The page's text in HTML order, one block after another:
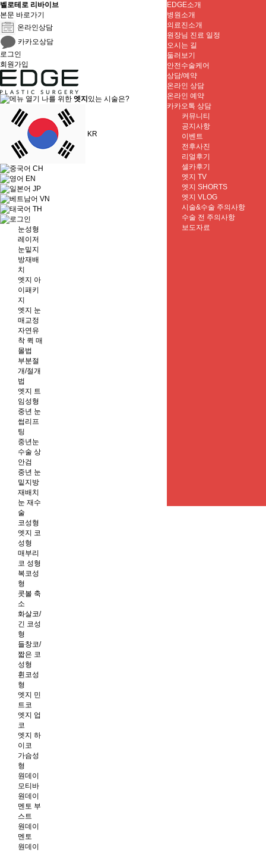
벨로테로 리바이브
본문 바로가기
온라인상담
카카오상담
로그인
회원가입
나를 위한 엣지 있는 시술은?
KR
CH
EN
JP
VN
TH
눈성형
레이저
눈밑지
방재배
치
엣지 아
이패키
지
엣지 눈
매교정
자연유
착 퀵 매
몰법
부분절
개/절개
법
엣지 트
임성형
중년 눈
썹리프
팅
중년눈
수술 상
안검
중년 눈
밑지방
재배치
눈 재수
술
코성형
엣지 코
성형
매부리
코 성형
복코성
형
콧볼 축
소
화살코/
긴 코성
형
들창코/
짧은 코
성형
휜코성
형
엣지 민
트코
엣지 업
코
엣지 하
이코
가슴성
형
원데이
모티바
원데이
멘토 부
스트
원데이
멘토
원데이
EDGE소개
병원소개
의료진소개
원장님 진료 일정
오시는 길
둘러보기
안전수술케어
상담/예약
온라인 상담
온라인 예약
카카오톡 상담
커뮤니티
공지사항
이벤트
전후사진
리얼후기
셀카후기
엣지 TV
엣지 SHORTS
엣지 VLOG
시술&수술 주의사항
수술 전 주의사항
보도자료